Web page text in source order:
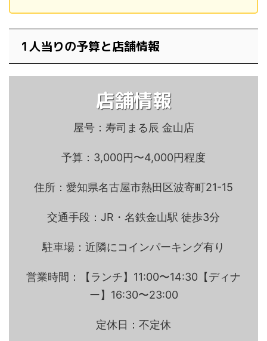
1人当りの予算と店舗情報
店舗情報
屋号：寿司まる辰 金山店
予算：3,000円〜4,000円程度
住所：愛知県名古屋市熱田区波寄町21-15
交通手段：JR・名鉄金山駅 徒歩3分
駐車場：近隣にコインパーキング有り
営業時間：【ランチ】11:00〜14:30【ディナ
ー】16:30〜23:00
定休日：不定休